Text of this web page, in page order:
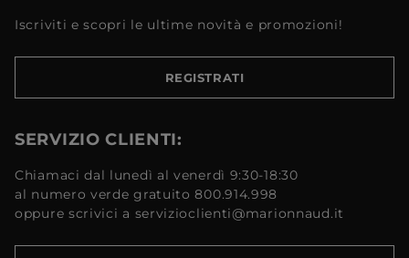
Iscriviti e scopri le ultime novità e promozioni!
REGISTRATI
SERVIZIO CLIENTI:
Chiamaci dal lunedì al venerdì 9:30-18:30
al numero verde gratuito 800.914.998
oppure scrivici a servizioclienti@marionnaud.it